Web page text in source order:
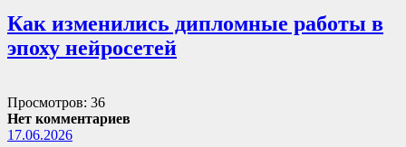
Как изменились дипломные работы в
эпоху нейросетей
Просмотров: 36
Нет комментариев
17.06.2026